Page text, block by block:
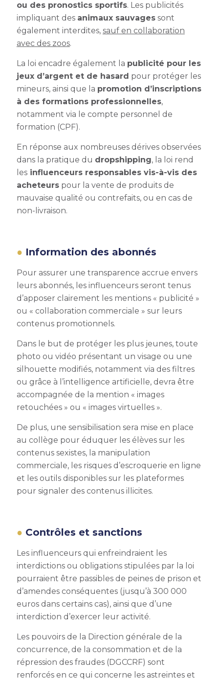
ou des pronostics sportifs. Les publicités
impliquant des animaux sauvagessont
également interdites, sauf en collaboration
avec des zoos.
La loi encadre également la publicité pour les
jeux d’argent et de hasard pour protéger les
mineurs, ainsi que la promotion d’inscriptions
à des formations professionnelles,
notamment via le compte personnel de
formation (CPF).
En réponse aux nombreuses dérives observées
dans la pratique du dropshipping, la loi rend
lesinfluenceurs responsables vis-à-vis des
acheteurspour la vente de produits de
mauvaise qualité ou contrefaits, ou en cas de
non-livraison.
Information des abonnés
Pour assurer une transparence accrue envers
leurs abonnés, les influenceurs seront tenus
d’apposer clairement les mentions « publicité »
ou « collaboration commerciale » sur leurs
contenus promotionnels.
Dans le but de protéger les plus jeunes, toute
photo ou vidéo présentant un visage ou une
silhouette modifiés, notamment via des filtres
ou grâce à l’intelligence artificielle, devra être
accompagnée de la mention « images
retouchées » ou « images virtuelles ».
De plus, une sensibilisation sera mise en place
au collège pour éduquer les élèves sur les
contenus sexistes, la manipulation
commerciale, les risques d’escroquerie en ligne
et les outils disponibles sur les plateformes
pour signaler des contenus illicites.
Contrôles et sanctions
Les influenceurs qui enfreindraient les
interdictions ou obligations stipulées par la loi
pourraient être passibles de peines de prison et
d’amendes conséquentes (jusqu’à 300 000
euros dans certains cas), ainsi que d’une
interdiction d’exercer leur activité.
Les pouvoirs de la Direction générale de la
concurrence, de la consommation et de la
répression des fraudes (DGCCRF) sont
renforcés en ce qui concerne les astreintes et